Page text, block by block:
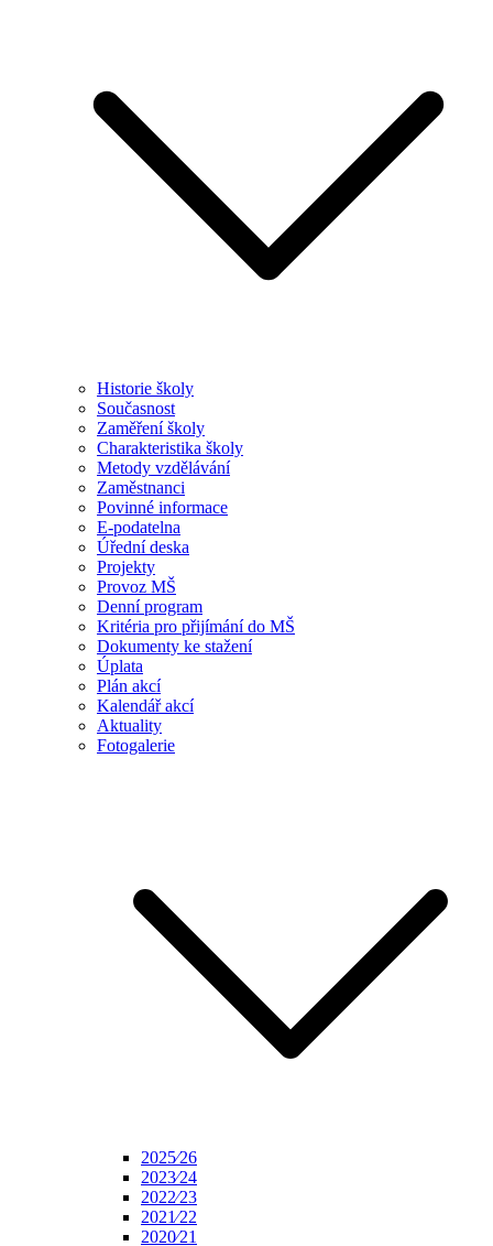
Historie školy
Současnost
Zaměření školy
Charakteristika školy
Metody vzdělávání
Zaměstnanci
Povinné informace
E-podatelna
Úřední deska
Projekty
Provoz MŠ
Denní program
Kritéria pro přijímání do MŠ
Dokumenty ke stažení
Úplata
Plán akcí
Kalendář akcí
Aktuality
Fotogalerie
2025⁄26
2023⁄24
2022⁄23
2021⁄22
2020⁄21